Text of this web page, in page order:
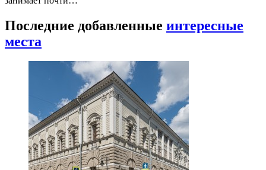
Последние добавленные интересные
места